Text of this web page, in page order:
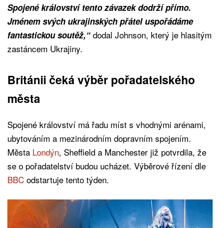
Spojené království tento závazek dodrží přímo.
Jménem svých ukrajinských přátel uspořádáme
fantastickou soutěž,“dodal Johnson, který je hlasitým
zastáncem Ukrajiny.
Británii čeká výběr pořadatelského
města
Spojené království má řadu míst s vhodnými arénami,
ubytováním a mezinárodním dopravním spojením.
Města Londýn, Sheffield a Manchester již potvrdila, že
se o pořadatelství budou ucházet. Výběrové řízení dle
BBC odstartuje tento týden.